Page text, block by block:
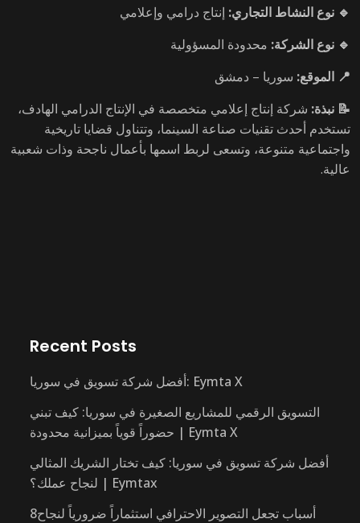
🔹 نوع النشاط التجاري: إنتاج درامي وإعلامي
🔹 نوع الشركة: محدودة المسؤولية
📍 الموقع: سوريا – دمشق
📝 نبذة: شركة إنتاج إعلامي متخصصة في الإنتاج الدرامي الهادف،
تستخدم أحدث تقنيات صناعة السينما، وتتناول قضايا تاريخية
واجتماعية متنوعة، وتسعى لربط اسمها بأعمال ناجحة وذات شعبية
عالية.
Recent Posts
أفضل شركة تسويق في سوريا: Eymta X
التسويق الرقمي للمشاريع الصغيرة في سوريا: كيف تبني
حضوراً قوياً بميزانية محدودة | Eymta X
أفضل شركة تسويق في سوريا: كيف تختار الشريك المثالي
لنجاح عملك؟ | Eymtax
8أسباب تجعل التصوير الاحترافي استثماراً ضرورياً لنجاح